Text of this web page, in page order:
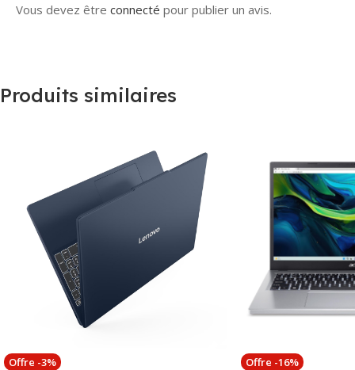
Vous devez être connecté pour publier un avis.
Produits similaires
Offre -3% Offre -16%